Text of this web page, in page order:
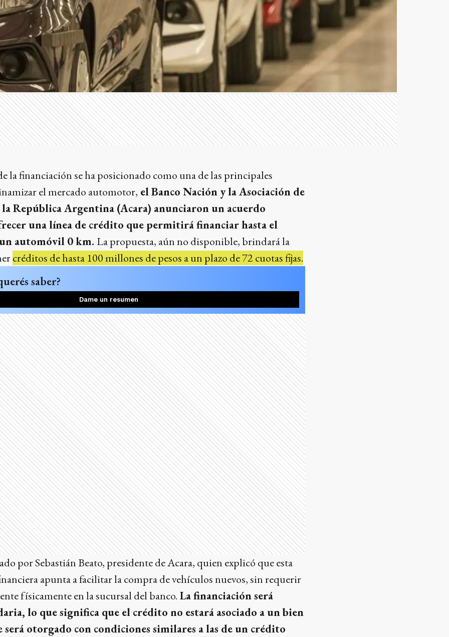
la financiación se ha posicionado como una de las principales
el mercado automotor, el Banco Nación y la Asociación de
República Argentina (Acara) anunciaron un acuerdo
una línea de crédito que permitirá financiar hasta el
automóvil 0 km. La propuesta, aún no disponible, brindará la
créditos de hasta 100 millones de pesos a un plazo de 72 cuotas fijas.
saber?
Dame un resumen
por Sebastián Beato, presidente de Acara, quien explicó que esta
apunta a facilitar la compra de vehículos nuevos, sin requerir
físicamente en la sucursal del banco. La financiación será
lo que significa que el crédito no estará asociado a un bien
será otorgado con condiciones similares a las de un crédito